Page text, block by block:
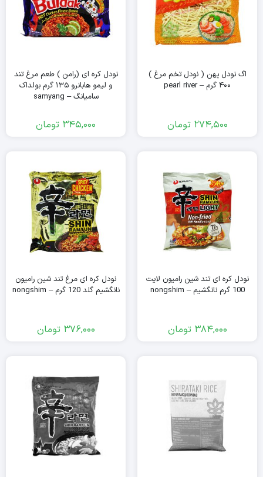
اگ نودل پهن ( نودل تخم مرغ )
۴۰۰ گرم – pearl river
274,500 تومان
نودل کره ای (رامن ) طعم مرغ تند
و لیمو هابانرو ۱۳۵ گرم بولداک
سامیانگ – samyang
345,000 تومان
نودل کره ای تند شین رامیون لایت
100 گرم نانگشیم – nongshim
384,000 تومان
نودل کره ای مرغ تند شین رامیون
نانگشیم گلد 120 گرم – nongshim
376,000 تومان